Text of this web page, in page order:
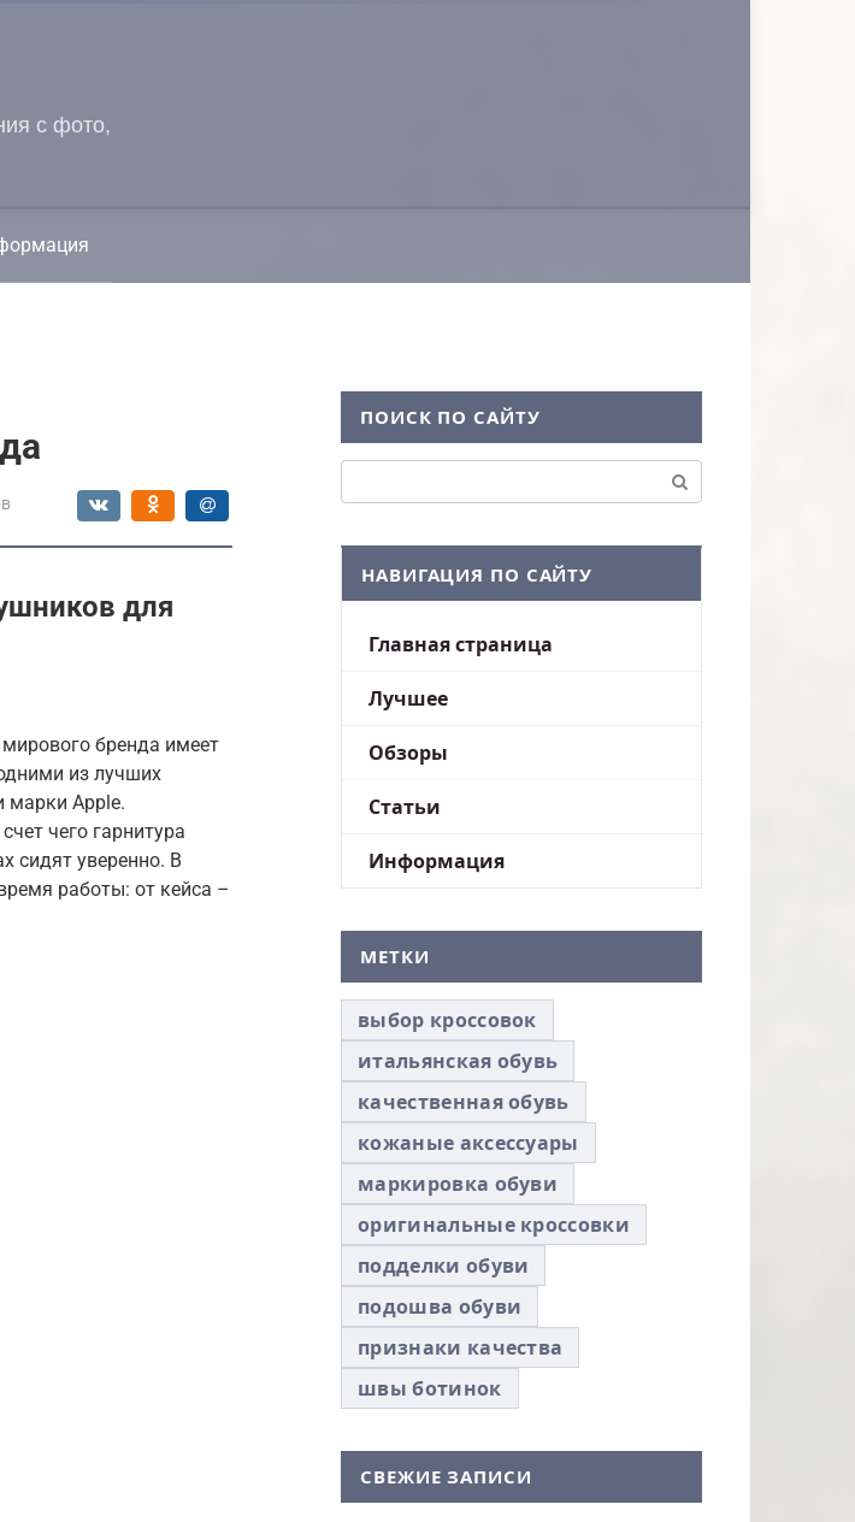
с фото,
для
бренда имеет
из лучших
марки Apple.
чего гарнитура
сидят уверенно. В
работы: от кейса –
ПОИСК ПО САЙТУ
НАВИГАЦИЯ ПО САЙТУ
Главная страница
Лучшее
Обзоры
Статьи
Информация
МЕТКИ
выбор кроссовок
итальянская обувь
качественная обувь
кожаные аксессуары
маркировка обуви
оригинальные кроссовки
подделки обуви
подошва обуви
признаки качества
швы ботинок
СВЕЖИЕ ЗАПИСИ